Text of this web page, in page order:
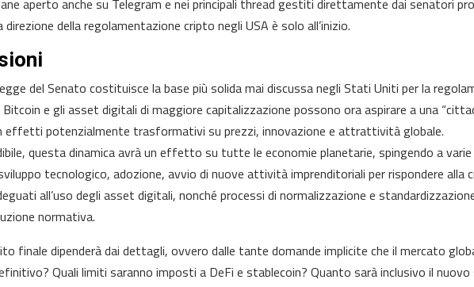
aperto anche su Telegram e nei principali thread gestiti direttamente dai senatori
direzione della regolamentazione cripto negli USA è solo all’inizio.
del Senato costituisce la base più solida mai discussa negli Stati Uniti per la
e gli asset digitali di maggiore capitalizzazione possono ora aspirare a una
effetti potenzialmente trasformativi su prezzi, innovazione e attrattività globale.
questa dinamica avrà un effetto su tutte le economie planetarie, spingendo a
tecnologico, adozione, avvio di nuove attività imprenditoriali per rispondere alla
all’uso degli asset digitali, nonché processi di normalizzazione e
normativa.
finale dipenderà dai dettagli, ovvero dalle tante domande implicite che il mercato
Quali limiti saranno imposti a DeFi e stablecoin? Quanto sarà inclusivo il nuovo